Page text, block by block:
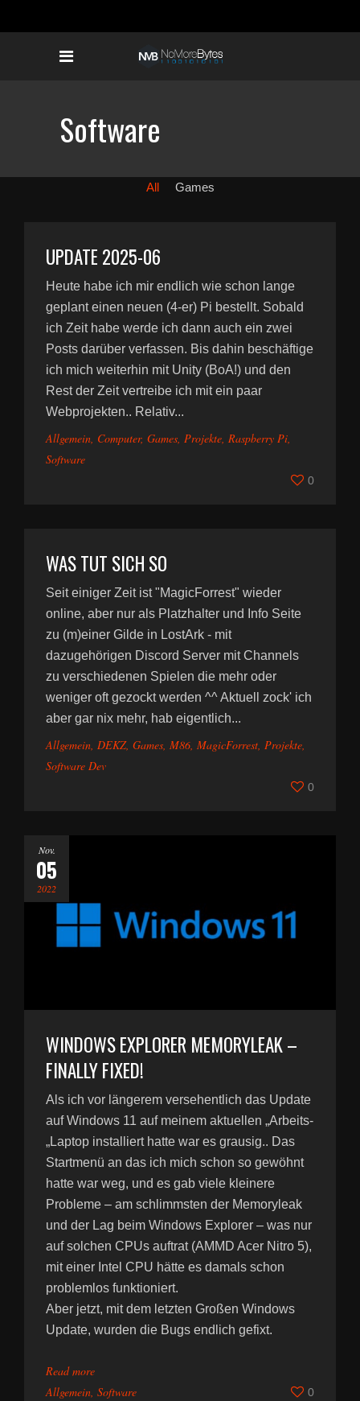
Software
All Games
UPDATE 2025-06
Heute habe ich mir endlich wie schon lange
geplant einen neuen (4-er) Pi bestellt. Sobald
ich Zeit habe werde ich dann auch ein zwei
Posts darüber verfassen. Bis dahin beschäftige
ich mich weiterhin mit Unity (BoA!) und den
Rest der Zeit vertreibe ich mit ein paar
Webprojekten.. Relativ...
Allgemein, Computer, Games, Projekte, Raspberry Pi,
Software
0
WAS TUT SICH SO
Seit einiger Zeit ist "MagicForrest" wieder
online, aber nur als Platzhalter und Info Seite
zu (m)einer Gilde in LostArk - mit
dazugehörigen Discord Server mit Channels
zu verschiedenen Spielen die mehr oder
weniger oft gezockt werden ^^ Aktuell zock' ich
aber gar nix mehr, hab eigentlich...
Allgemein, DEKZ, Games, M86, MagicForrest, Projekte,
Software Dev
0
Nov.
05
2022
WINDOWS EXPLORER MEMORYLEAK –
FINALLY FIXED!
Als ich vor längerem versehentlich das Update
auf Windows 11 auf meinem aktuellen „Arbeits-
„Laptop installiert hatte war es grausig.. Das
Startmenü an das ich mich schon so gewöhnt
hatte war weg, und es gab viele kleinere
Probleme – am schlimmsten der Memoryleak
und der Lag beim Windows Explorer – was nur
auf solchen CPUs auftrat (AMMD Acer Nitro 5),
mit einer Intel CPU hätte es damals schon
problemlos funktioniert.
Aber jetzt, mit dem letzten Großen Windows
Update, wurden die Bugs endlich gefixt.
Read more
Allgemein, Software 0